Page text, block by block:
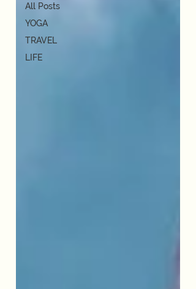
All Posts
YOGA
TRAVEL
LIFE